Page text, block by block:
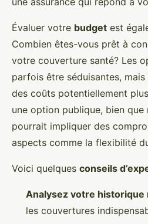
Évaluer votre budget est
Combien êtes-vous prêt à
votre couverture santé? Les
parfois être séduisantes,
des coûts potentiellement
une option publique, bien que
pourrait impliquer des
aspects comme la flexibilité
Voici quelques conseils
Analysez votre historique
les couvertures